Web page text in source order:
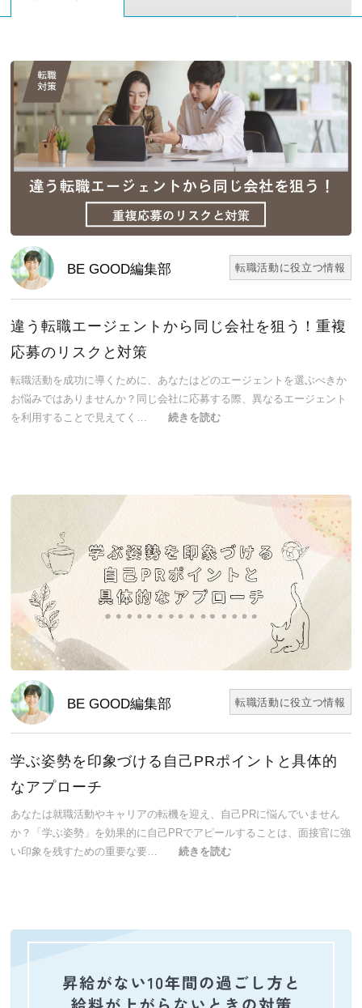
BE GOOD編集部 転職活動に役立つ情報
違う転職エージェントから同じ会社を狙う！重複
応募のリスクと対策
転職活動を成功に導くために、あなたはどのエージェントを選ぶべきか
お悩みではありませんか？同じ会社に応募する際、異なるエージェント
を利用することで見えてく… 続きを読む
BE GOOD編集部 転職活動に役立つ情報
学ぶ姿勢を印象づける自己PRポイントと具体的
なアプローチ
あなたは就職活動やキャリアの転機を迎え、自己PRに悩んでいません
か？「学ぶ姿勢」を効果的に自己PRでアピールすることは、面接官に強
い印象を残すための重要な要… 続きを読む